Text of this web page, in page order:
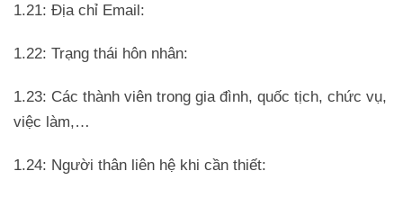
1.21: Địa chỉ Email:
1.22: Trạng thái hôn nhân:
1.23: Các thành viên trong gia đình, quốc tịch, chức vụ,
việc làm,…
1.24: Người thân liên hệ khi cần thiết: